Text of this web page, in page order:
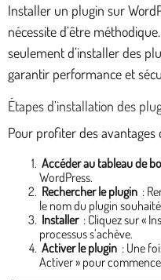
Installer un plugin sur
nécessite d’être
seulement d’installer des
garantir performance et
Étapes d’installation des
Pour profiter des avantages
Accéder au tableau de
WordPress.
Rechercher le plugin :
le nom du plugin
Installer : Cliquez sur «
processus s’achève.
Activer le plugin : Une
Activer » pour